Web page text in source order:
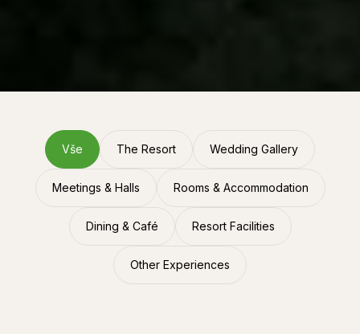
Vše The Resort Wedding Gallery
Meetings & Halls Rooms & Accommodation
Dining & Café Resort Facilities
Other Experiences